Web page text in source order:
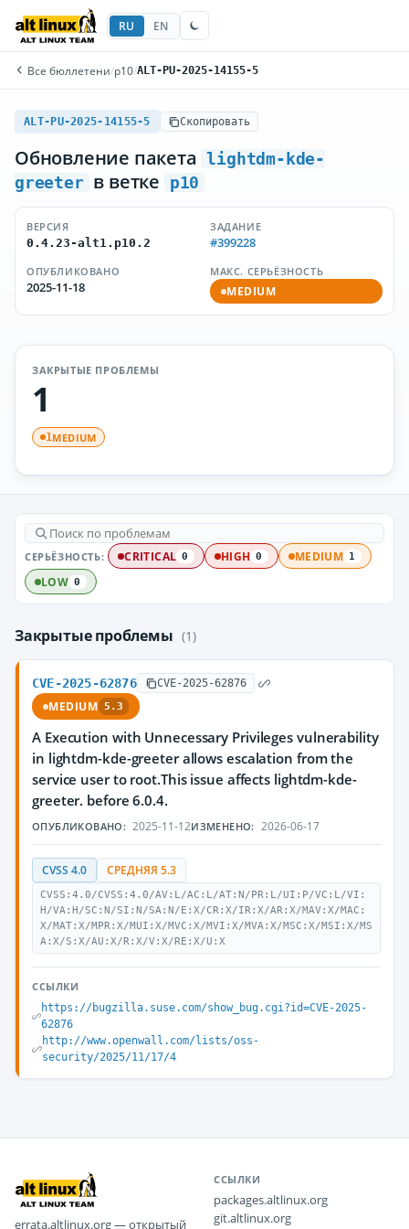
RU EN
Все бюллетени/p10/ALT-PU-2025-14155-5
ALT-PU-2025-14155-5 Скопировать
Обновление пакета lightdm-kde-
greeter в ветке p10
ВЕРСИЯ
0.4.23-alt1.p10.2
ЗАДАНИЕ
#399228
ОПУБЛИКОВАНО
2025-11-18
МАКС. СЕРЬЁЗНОСТЬ
MEDIUM
ЗАКРЫТЫЕ ПРОБЛЕМЫ
1
1MEDIUM
СЕРЬЁЗНОСТЬ: CRITICAL 0 HIGH 0 MEDIUM 1
LOW 0
Закрытые проблемы (1)
CVE-2025-62876 CVE-2025-62876
MEDIUM 5.3
A Execution with Unnecessary Privileges vulnerability
in lightdm-kde-greeter allows escalation from the
service user to root.This issue affects lightdm-kde-
greeter. before 6.0.4.
ОПУБЛИКОВАНО: 2025-11-12ИЗМЕНЕНО: 2026-06-17
CVSS 4.0 СРЕДНЯЯ 5.3
CVSS:4.0/CVSS:4.0/AV:L/AC:L/AT:N/PR:L/UI:P/VC:L/VI:
H/VA:H/SC:N/SI:N/SA:N/E:X/CR:X/IR:X/AR:X/MAV:X/MAC:
X/MAT:X/MPR:X/MUI:X/MVC:X/MVI:X/MVA:X/MSC:X/MSI:X/MS
A:X/S:X/AU:X/R:X/V:X/RE:X/U:X
ССЫЛКИ
https://bugzilla.suse.com/show_bug.cgi?id=CVE-2025-
62876
http://www.openwall.com/lists/oss-
security/2025/11/17/4
errata.altlinux.org — открытый
ССЫЛКИ
packages.altlinux.org
git.altlinux.org